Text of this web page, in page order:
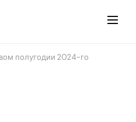
полугодии 2024-го